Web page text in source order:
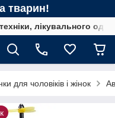
тварин!
лікувального
для чоловіків і жінок